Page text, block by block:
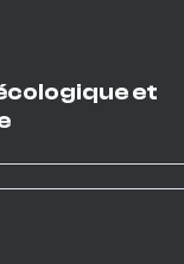
et